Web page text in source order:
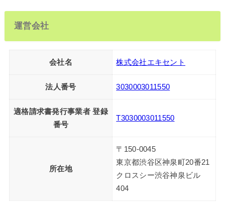
運営会社
会社名 株式会社エキセント
法人番号 3030003011550
適格請求書発行事業者 登録
番号
T3030003011550
所在地
〒150-0045
東京都渋谷区神泉町20番21
クロスシー渋谷神泉ビル
404